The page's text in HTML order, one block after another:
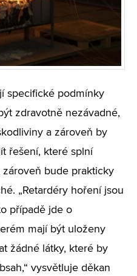
specifické podmínky
zdravotně nezávadné,
a zároveň by
řešení, které splní
bude prakticky
„Retardéry hoření jsou
případě jde o
mají být uloženy
žádné látky, které by
vysvětluje děkan